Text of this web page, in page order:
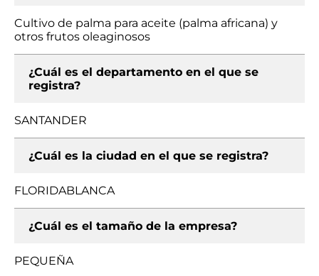
Cultivo de palma para aceite (palma africana) y
otros frutos oleaginosos
¿Cuál es el departamento en el que se
registra?
SANTANDER
¿Cuál es la ciudad en el que se registra?
FLORIDABLANCA
¿Cuál es el tamaño de la empresa?
PEQUEÑA